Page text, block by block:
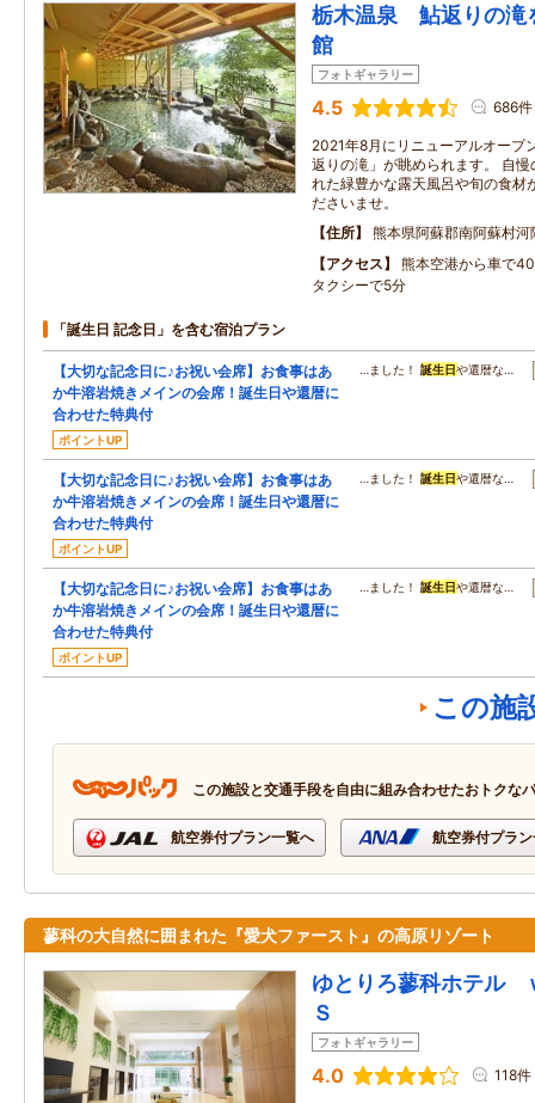
栃木温泉 鮎返りの
館
フォトギャラリー
4.5 686件
2021年8月にリニューアルオープ
返りの滝」が眺められます。 自
れた緑豊かな露天風呂や旬の食材
ださいませ。
住所
熊本県阿蘇郡南阿蘇村河
アクセス
熊本空港から車で
タクシーで5分
「誕生日 記念日」を含む宿泊プラン
【大切な記念日に♪お祝い会席】お食事はあ
か牛溶岩焼きメインの会席！誕生日や還暦に
合わせた特典付
ポイントUP
…ました！誕生日や還暦な…
【大切な記念日に♪お祝い会席】お食事はあ
か牛溶岩焼きメインの会席！誕生日や還暦に
合わせた特典付
ポイントUP
…ました！誕生日や還暦な…
【大切な記念日に♪お祝い会席】お食事はあ
か牛溶岩焼きメインの会席！誕生日や還暦に
合わせた特典付
ポイントUP
…ました！誕生日や還暦な…
この施
この施設と交通手段を自由に組み合わせたおトクな
航空券付プラン一覧へ 航空券付プラ
蓼科の大自然に囲まれた『愛犬ファースト』の高原リゾート
ゆとりろ蓼科ホテル
Ｓ
フォトギャラリー
4.0 118件